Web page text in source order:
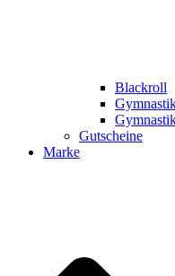
Blackroll
Gutscheine
Marke